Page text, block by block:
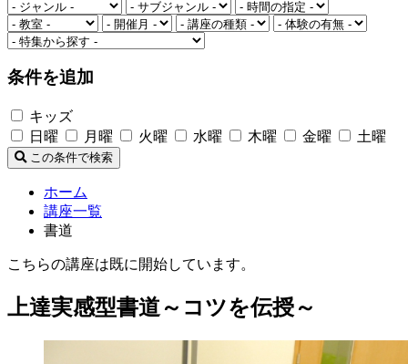
条件を追加
キッズ
日曜
月曜 火曜 水曜 木曜 金曜 土曜
この条件で検索
ホーム
講座一覧
書道
こちらの講座は既に開始しています。
上達実感型書道～コツを伝授～